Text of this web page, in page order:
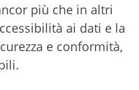
più che in altri
ai dati e la
e conformità,